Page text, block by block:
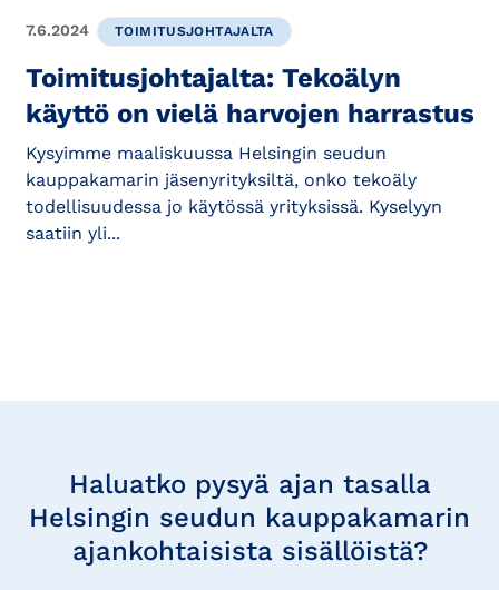
7.6.2024 TOIMITUSJOHTAJALTA
Toimitusjohtajalta: Tekoälyn
käyttö on vielä harvojen harrastus
Kysyimme maaliskuussa Helsingin seudun
kauppakamarin jäsenyrityksiltä, onko tekoäly
todellisuudessa jo käytössä yrityksissä. Kyselyyn
saatiin yli...
Haluatko pysyä ajan tasalla
Helsingin seudun kauppakamarin
ajankohtaisista sisällöistä?